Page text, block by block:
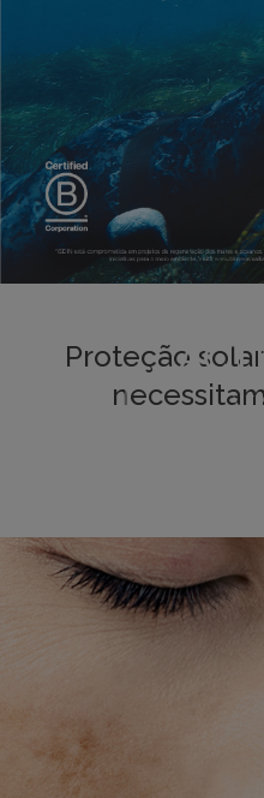
Proteção